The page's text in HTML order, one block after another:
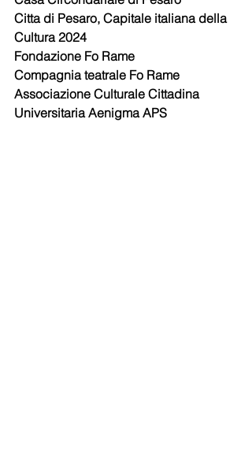
Citta di Pesaro, Capitale italiana della
Cultura 2024
Fondazione Fo Rame
Compagnia teatrale Fo Rame
Associazione Culturale Cittadina
Universitaria Aenigma APS